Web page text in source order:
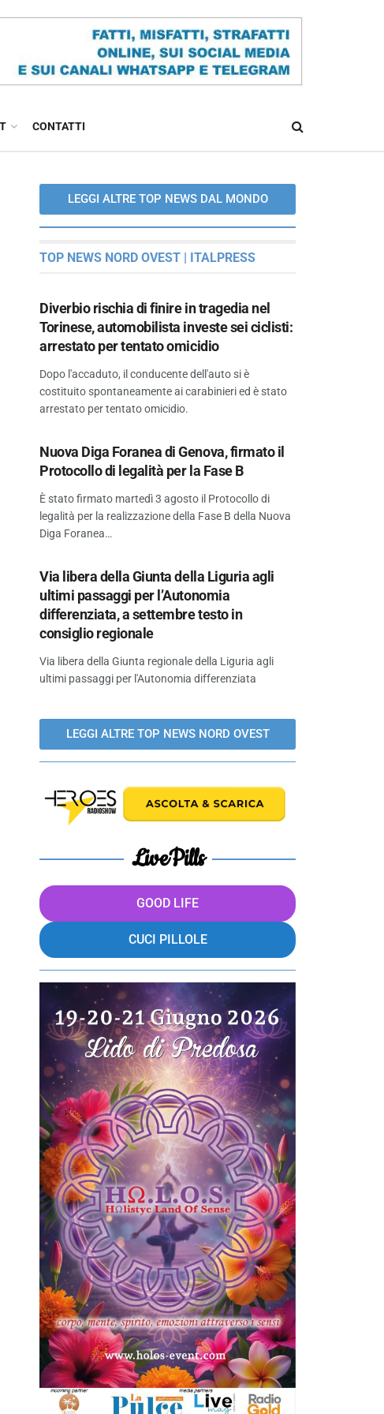
CONTATTI
LEGGI ALTRE TOP NEWS DAL MONDO
TOP NEWS NORD OVEST | ITALPRESS
Diverbio rischia di finire in tragedia nel
Torinese, automobilista investe sei ciclisti:
arrestato per tentato omicidio
Dopo l'accaduto, il conducente dell'auto si è
costituito spontaneamente ai carabinieri ed è stato
arrestato per tentato omicidio.
Nuova Diga Foranea di Genova, firmato il
Protocollo di legalità per la Fase B
È stato firmato martedì 3 agosto il Protocollo di
legalità per la realizzazione della Fase B della Nuova
Diga Foranea…
Via libera della Giunta della Liguria agli
ultimi passaggi per l’Autonomia
differenziata, a settembre testo in
consiglio regionale
Via libera della Giunta regionale della Liguria agli
ultimi passaggi per l'Autonomia differenziata
LEGGI ALTRE TOP NEWS NORD OVEST
LivePills
GOOD LIFE
CUCI PILLOLE